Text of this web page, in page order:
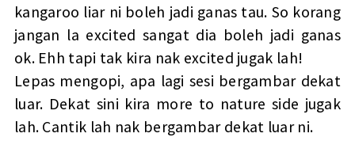
kangaroo liar ni boleh jadi ganas tau. So korang
jangan la excited sangat dia boleh jadi ganas
ok. Ehh tapi tak kira nak excited jugak lah!
Lepas mengopi, apa lagi sesi bergambar dekat
luar. Dekat sini kira more to nature side jugak
lah. Cantik lah nak bergambar dekat luar ni.